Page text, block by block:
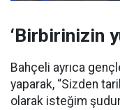
‘Birbirinizin
Bahçeli ayrıca
yaparak, “Sizden
olarak isteğim